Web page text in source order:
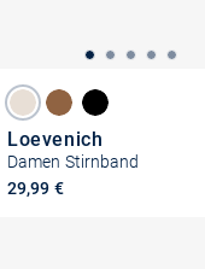
Loevenich
Damen Stirnband
29,99 €